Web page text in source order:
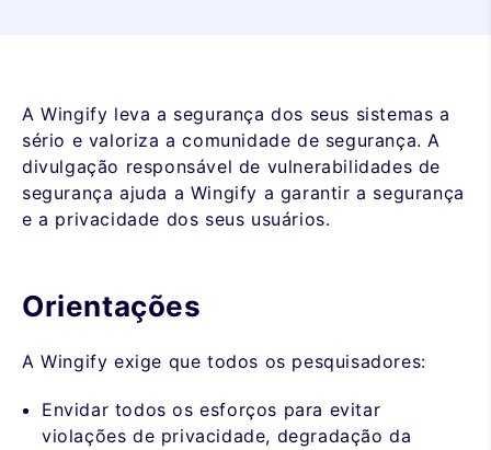
A Wingify leva a segurança dos seus sistemas a
sério e valoriza a comunidade de segurança. A
divulgação responsável de vulnerabilidades de
segurança ajuda a Wingify a garantir a segurança
e a privacidade dos seus usuários.
Orientações
A Wingify exige que todos os pesquisadores:
Envidar todos os esforços para evitar
violações de privacidade, degradação da